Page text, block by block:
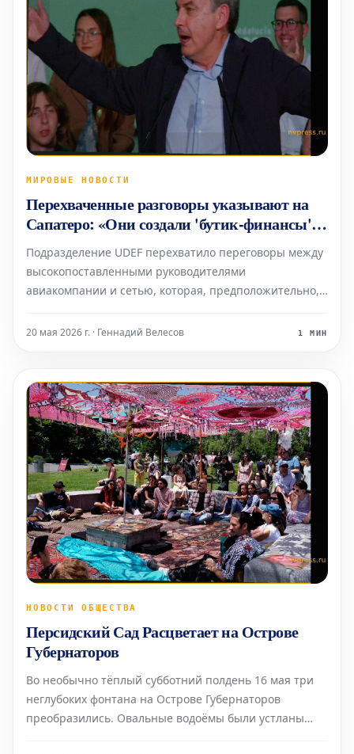
МИРОВЫЕ НОВОСТИ
Перехваченные разговоры указывают на
Сапатеро: «Они создали 'бутик-финансы'.
Оттуда придет откат»
Подразделение UDEF перехватило переговоры между
высокопоставленными руководителями
авиакомпании и сетью, которая, предположительно,
правительства.
20 мая 2026 г. · Геннадий Велесов 1 МИН
НОВОСТИ ОБЩЕСТВА
Персидский Сад Расцветает на Острове
Губернаторов
Во необычно тёплый субботний полдень 16 мая три
неглубоких фонтана на Острове Губернаторов
преобразились. Овальные водоёмы были устланы